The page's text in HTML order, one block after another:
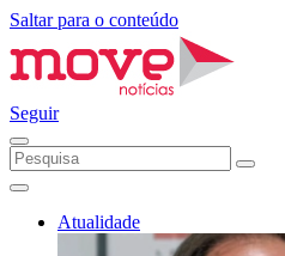
Saltar para o conteúdo
Seguir
Atualidade